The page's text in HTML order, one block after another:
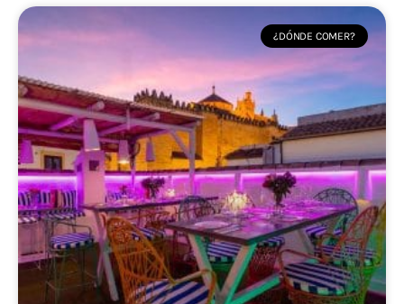
¿DÓNDE COMER?